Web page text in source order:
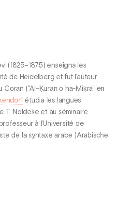
(1825–1875) enseigna les
de Heidelberg et fut l’auteur
Coran ("Al-Ḳuran o ha-Miḳra" en
étudia les langues
T. Noldeke et au séminaire
à l’Université de
de la syntaxe arabe (Arabische